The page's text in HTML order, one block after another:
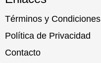
Términos y Condiciones
Política de Privacidad
Contacto